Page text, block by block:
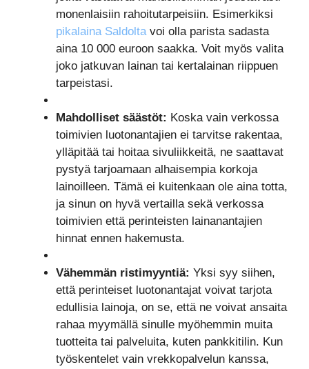
monenlaisiin rahoitutarpeisiin. Esimerkiksi
pikalaina Saldoltavoi olla parista sadasta
aina 10 000 euroon saakka. Voit myös valita
joko jatkuvan lainan tai kertalainan riippuen
tarpeistasi.
Mahdolliset säästöt: Koska vain verkossa
toimivien luotonantajien ei tarvitse rakentaa,
ylläpitää tai hoitaa sivuliikkeitä, ne saattavat
pystyä tarjoamaan alhaisempia korkoja
lainoilleen. Tämä ei kuitenkaan ole aina totta,
ja sinun on hyvä vertailla sekä verkossa
toimivien että perinteisten lainanantajien
hinnat ennen hakemusta.
Vähemmän ristimyyntiä: Yksi syy siihen,
että perinteiset luotonantajat voivat tarjota
edullisia lainoja, on se, että ne voivat ansaita
rahaa myymällä sinulle myöhemmin muita
tuotteita tai palveluita, kuten pankkitilin. Kun
työskentelet vain vrekkopalvelun kanssa,